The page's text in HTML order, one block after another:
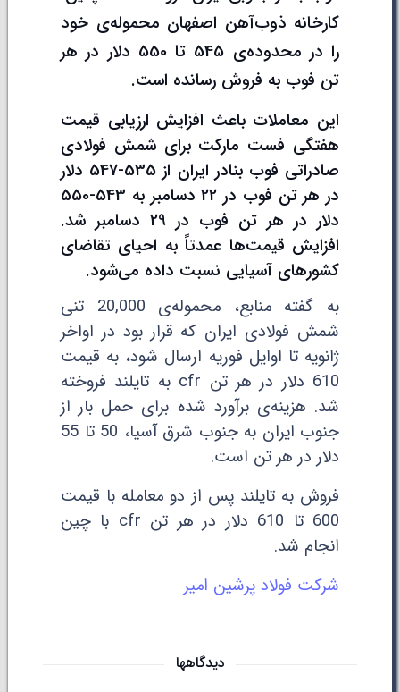
کارخانه ذوب‌آهن اصفهان محموله‌ی خود
را در محدوده‌ی 545 تا 550 دلار در هر
تن فوب به فروش رسانده است.
این معاملات باعث افزایش ارزیابی قیمت
هفتگی فست مارکت برای شمش فولادی
صادراتی فوب بنادر ایران از 535-547 دلار
در هر تن فوب در 22 دسامبر به 543-550
دلار در هر تن فوب در 29 دسامبر شد.
افزایش قیمت‌ها عمدتاً به احیای تقاضای
کشورهای آسیایی نسبت داده می‌شود.
به گفته منابع، محموله‌ی 20,000 تنی
شمش فولادی ایران که قرار بود در اواخر
ژانویه تا اوایل فوریه ارسال شود، به قیمت
610 دلار در هر تن cfr به تایلند فروخته
شد. هزینه‌ی برآورد شده برای حمل بار از
جنوب ایران به جنوب شرق آسیا، 50 تا 55
دلار در هر تن است.
فروش به تایلند پس از دو معامله با قیمت
600 تا 610 دلار در هر تن cfr با چین
انجام شد.
شرکت فولاد پرشین امیر
دیدگاهها